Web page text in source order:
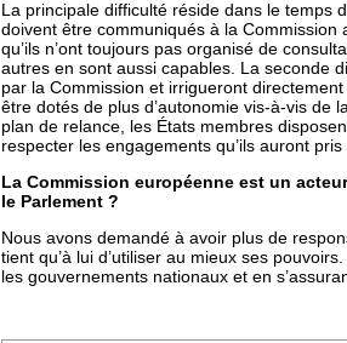
La principale difficulté réside dans le temps
doivent être communiqués à la Commission
qu’ils n’ont toujours pas organisé de
autres en sont aussi capables. La seconde
par la Commission et irrigueront
être dotés de plus d’autonomie vis-à-vis de
plan de relance, les États membres
respecter les engagements qu’ils auront
La Commission européenne est un
le Parlement ?
Nous avons demandé à avoir plus de
tient qu’à lui d’utiliser au mieux ses
les gouvernements nationaux et en